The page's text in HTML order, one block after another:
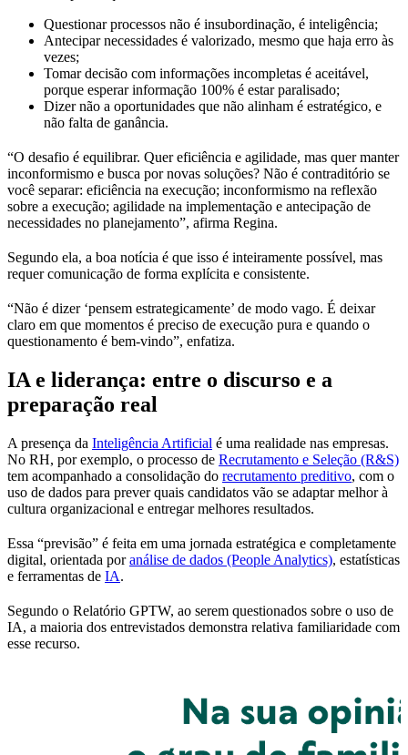
Questionar processos não é insubordinação, é inteligência;
Antecipar necessidades é valorizado, mesmo que haja erro às
vezes;
Tomar decisão com informações incompletas é aceitável,
porque esperar informação 100% é estar paralisado;
Dizer não a oportunidades que não alinham é estratégico, e
não falta de ganância.
“O desafio é equilibrar. Quer eficiência e agilidade, mas quer manter
inconformismo e busca por novas soluções? Não é contraditório se
você separar: eficiência na execução; inconformismo na reflexão
sobre a execução; agilidade na implementação e antecipação de
necessidades no planejamento”, afirma Regina.
Segundo ela, a boa notícia é que isso é inteiramente possível, mas
requer comunicação de forma explícita e consistente.
“Não é dizer ‘pensem estrategicamente’ de modo vago. É deixar
claro em que momentos é preciso de execução pura e quando o
questionamento é bem-vindo”, enfatiza.
IA e liderança: entre o discurso e a
preparação real
A presença da Inteligência Artificial é uma realidade nas empresas.
No RH, por exemplo, o processo de Recrutamento e Seleção (R&S)
tem acompanhado a consolidação do recrutamento preditivo, com o
uso de dados para prever quais candidatos vão se adaptar melhor à
cultura organizacional e entregar melhores resultados.
Essa “previsão” é feita em uma jornada estratégica e completamente
digital, orientada poranálise de dados (People Analytics), estatísticas
e ferramentas de IA.
Segundo o Relatório GPTW, ao serem questionados sobre o uso de
IA, a maioria dos entrevistados demonstra relativa familiaridade com
esse recurso.